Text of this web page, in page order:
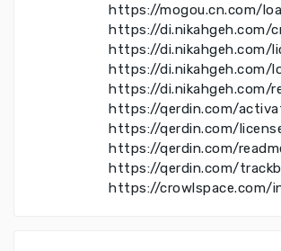
https://mogou.cn.com/
https://di.nikahgeh.com/
https://di.nikahgeh.com/
https://di.nikahgeh.com/
https://di.nikahgeh.com/
https://qerdin.com/
https://qerdin.com/
https://qerdin.com/
https://qerdin.com/
https://crowlspace.com/